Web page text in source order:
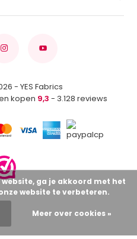
- YES Fabrics
kopen 9,3 - 3.128 reviews
ga je akkoord met het
website te verbeteren.
Meer over cookies »